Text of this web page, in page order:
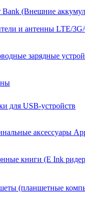
Bank (Внешние
и антенны LTE/
зарядные
для USB-устройств
аксессуары
книги (E Ink
(планшетные